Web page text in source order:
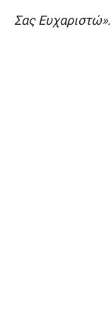
Σας Ευχαριστώ».